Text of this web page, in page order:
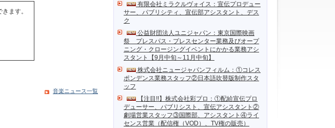
有限会社ミラクルヴォイス：宣伝プロデュー
サー、パブリシティ、宣伝部アシスタント、デス
ク
公益財団法人ユニジャパン：東京国際映画
祭 プレスパス・プレスセンター業務及びオープ
ニング・クロージングイベントにかかる業務アシ
スタント【9月中旬～11月中旬】
株式会社ニュージャパンフィルム：①コレス
ポンデンス業務スタッフ②日本語吹替版制作スタ
ッフ
【注目!!】株式会社彩プロ：①配給宣伝プロ
デューサー、パブリシスト、宣伝アシスタント②
劇場営業スタッフ③国際部、アシスタント④ライ
センス営業（配信権（VOD）、TV権の販売）
ます。
音楽ニュース一覧